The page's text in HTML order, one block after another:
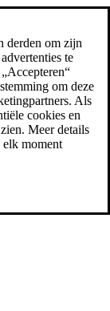
derden om zijn
te
om deze
Als
cookies en
Meer details
elk moment
prijs!